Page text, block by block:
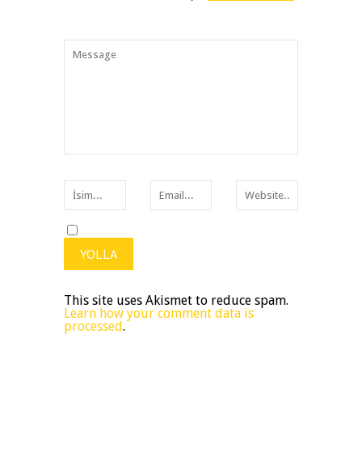
This site uses Akismet to reduce spam.
Learn how your comment data is
processed.